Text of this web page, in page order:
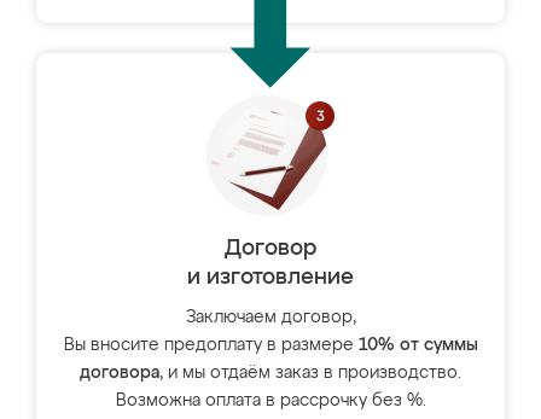
Договор
и изготовление
Заключаем договор,
Вы вносите предоплату в размере 10% от суммы
договора, и мы отдаём заказ в производство.
Возможна оплата в рассрочку без %.